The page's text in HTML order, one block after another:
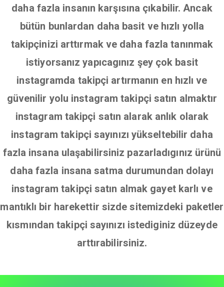
daha fazla insanın karşısına çıkabilir. Ancak
bütün bunlardan daha basit ve hızlı yolla
takipçinizi arttırmak ve daha fazla tanınmak
istiyorsanız yapıcagınız şey çok basit
instagramda takipçi artırmanın en hızlı ve
güvenilir yolu instagram takipçi satın almaktır
instagram takipçi satın alarak anlık olarak
instagram takipçi sayınızı yükseltebilir daha
fazla insana ulaşabilirsiniz pazarladıgınız ürünü
daha fazla insana satma durumundan dolayı
instagram takipçi satın almak gayet karlı ve
mantıklı bir harekettir sizde sitemizdeki paketler
kısmından takipçi sayınızı istediginiz düzeyde
arttırabilirsiniz.